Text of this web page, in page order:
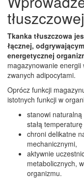
tłuszczowej
Tkanka tłuszczowa
łącznej,
energetycznej
magazynowanie
zwanych adipocytami.
Oprócz funkcji
istotnych funkcji w
stanowi
stałą temperaturę
chroni delikatne
mechanicznymi,
aktywnie
metabolicznych,
organizmu.